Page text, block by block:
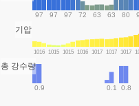
97 97 97 72 63 63 80
기압
1016 1015 1015 1016 1017 1017 1017
총 강수량
0.9 0.1 0.8